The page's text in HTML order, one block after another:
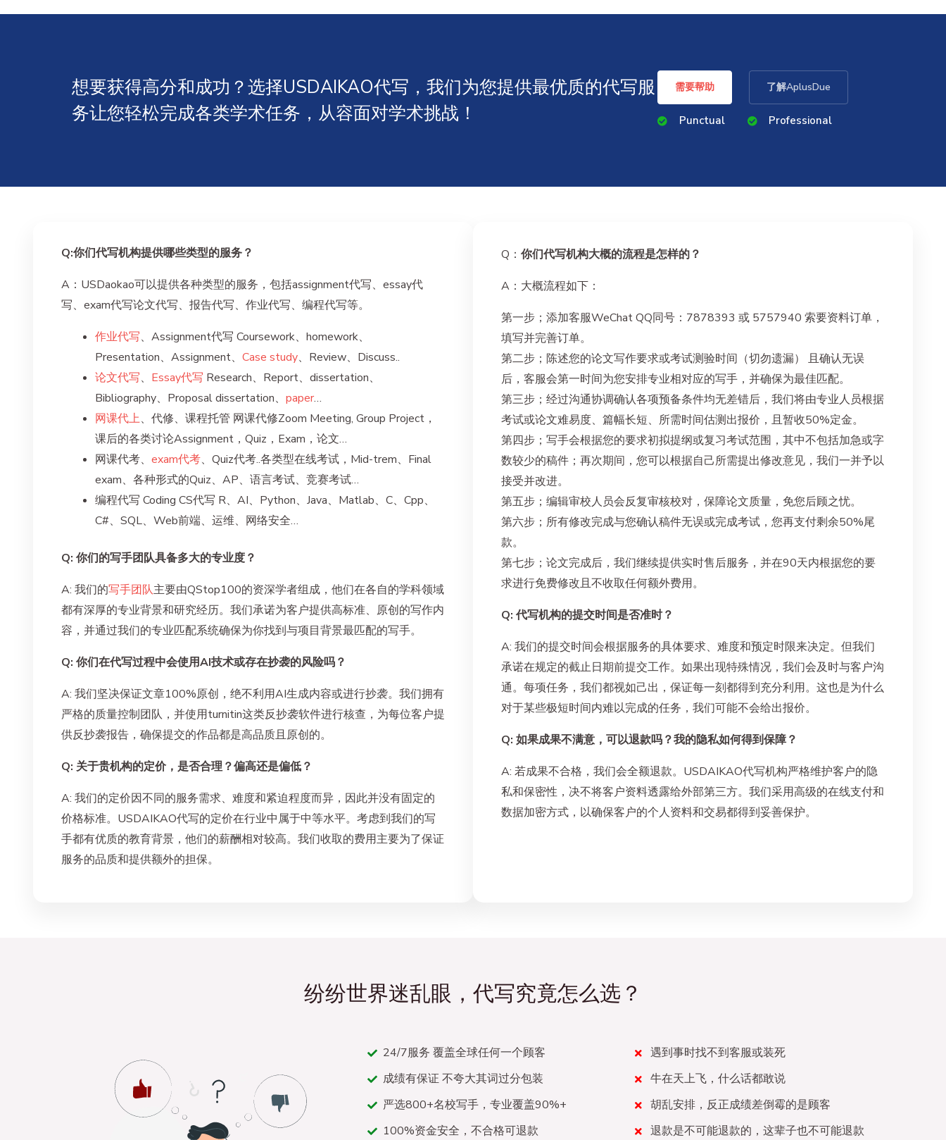
想要获得高分和成功？选择USDAIKAO代写，我们为您提供最优质的代写服
务让您轻松完成各类学术任务，从容面对学术挑战！
需要帮助 了解AplusDue
Punctual Professional
Q:你们代写机构提供哪些类型的服务？
A：USDaokao可以提供各种类型的服务，包括assignment代写、essay代
写、exam代写论文代写、报告代写、作业代写、编程代写等。
作业代写、Assignment代写 Coursework、homework、
Presentation、Assignment、 Case study、Review、Discuss..
论文代写、 Essay代写 Research、Report、dissertation、
Bibliography、Proposal dissertation、 paper…
网课代上、代修、课程托管 网课代修Zoom Meeting, Group Project，
课后的各类讨论Assignment，Quiz，Exam，论文…
网课代考、 exam代考、Quiz代考..各类型在线考试，Mid-trem、Final
exam、各种形式的Quiz、AP、语言考试、竞赛考试…
编程代写 Coding CS代写 R、AI、Python、Java、Matlab、C、Cpp、
C#、SQL、Web前端、运维、网络安全…
Q: 你们的写手团队具备多大的专业度？
A: 我们的写手团队主要由QStop100的资深学者组成，他们在各自的学科领域
都有深厚的专业背景和研究经历。我们承诺为客户提供高标准、原创的写作内
容，并通过我们的专业匹配系统确保为你找到与项目背景最匹配的写手。
Q: 你们在代写过程中会使用AI技术或存在抄袭的风险吗？
A: 我们坚决保证文章100%原创，绝不利用AI生成内容或进行抄袭。我们拥有
严格的质量控制团队，并使用turnitin这类反抄袭软件进行核查，为每位客户提
供反抄袭报告，确保提交的作品都是高品质且原创的。
Q: 关于贵机构的定价，是否合理？偏高还是偏低？
A: 我们的定价因不同的服务需求、难度和紧迫程度而异，因此并没有固定的
价格标准。USDAIKAO代写的定价在行业中属于中等水平。考虑到我们的写
手都有优质的教育背景，他们的薪酬相对较高。我们收取的费用主要为了保证
服务的品质和提供额外的担保。
Q： 你们代写机构大概的流程是怎样的？
A：大概流程如下：
第一步；添加客服WeChat QQ同号：7878393 或 5757940 索要资料订单，
填写并完善订单。
第二步；陈述您的论文写作要求或考试测验时间（切勿遗漏） 且确认无误
后，客服会第一时间为您安排专业相对应的写手，并确保为最佳匹配。
第三步；经过沟通协调确认各项预备条件均无差错后，我们将由专业人员根据
考试或论文难易度、篇幅长短、所需时间估测出报价，且暂收50%定金。
第四步；写手会根据您的要求初拟提纲或复习考试范围，其中不包括加急或字
数较少的稿件；再次期间，您可以根据自己所需提出修改意见，我们一并予以
接受并改进。
第五步；编辑审校人员会反复审核校对，保障论文质量，免您后顾之忧。
第六步；所有修改完成与您确认稿件无误或完成考试，您再支付剩余50%尾
款。
第七步；论文完成后，我们继续提供实时售后服务，并在90天内根据您的要
求进行免费修改且不收取任何额外费用。
Q: 代写机构的提交时间是否准时？
A: 我们的提交时间会根据服务的具体要求、难度和预定时限来决定。但我们
承诺在规定的截止日期前提交工作。如果出现特殊情况，我们会及时与客户沟
通。每项任务，我们都视如己出，保证每一刻都得到充分利用。这也是为什么
对于某些极短时间内难以完成的任务，我们可能不会给出报价。
Q: 如果成果不满意，可以退款吗？我的隐私如何得到保障？
A: 若成果不合格，我们会全额退款。USDAIKAO代写机构严格维护客户的隐
私和保密性，决不将客户资料透露给外部第三方。我们采用高级的在线支付和
数据加密方式，以确保客户的个人资料和交易都得到妥善保护。
纷纷世界迷乱眼，代写究竟怎么选？
24/7服务 覆盖全球任何一个顾客
成绩有保证 不夸大其词过分包装
严选800+名校写手，专业覆盖90%+
100%资金安全，不合格可退款
遇到事时找不到客服或装死
牛在天上飞，什么话都敢说
胡乱安排，反正成绩差倒霉的是顾客
退款是不可能退款的，这辈子也不可能退款